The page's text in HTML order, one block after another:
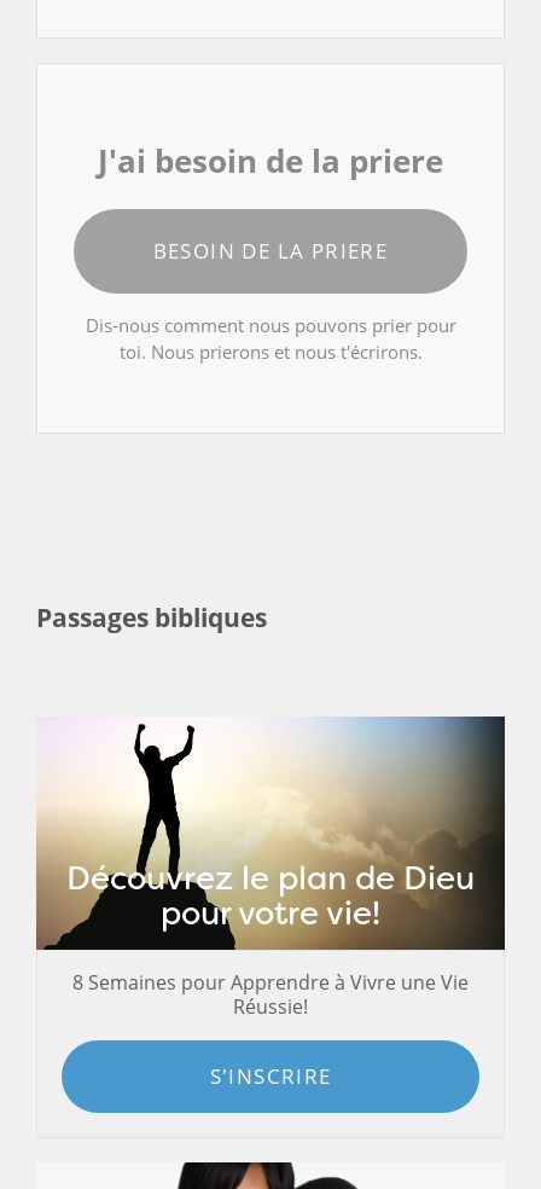
J'ai besoin de la priere
BESOIN DE LA PRIERE
Dis-nous comment nous pouvons prier pour
toi. Nous prierons et nous t'écrirons.
Passages bibliques
Découvrez le plan de Dieu
pour votre vie!
8 Semaines pour Apprendre à Vivre une Vie
Réussie!
S'INSCRIRE